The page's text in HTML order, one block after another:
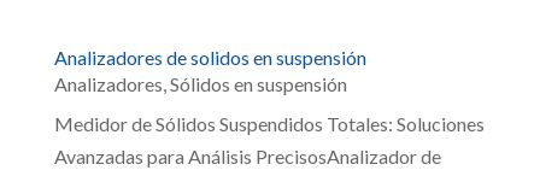
Analizadores de solidos en suspensión
Analizadores,Sólidos en suspensión
Medidor de Sólidos Suspendidos Totales: Soluciones
Avanzadas para Análisis PrecisosAnalizador de